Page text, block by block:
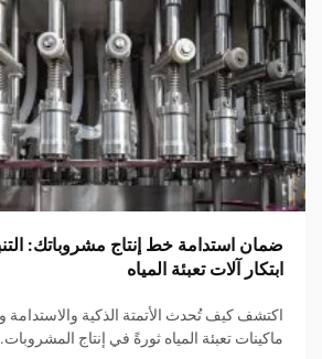
ضمان استدامة خط إنتاج مشروباتك:
ابتكار آلات تعبئة المياه
اكتشف كيف تُحدث الأتمتة الذكية والاستدامة
ماكينات تعبئة المياه ثورةً في إنتاج